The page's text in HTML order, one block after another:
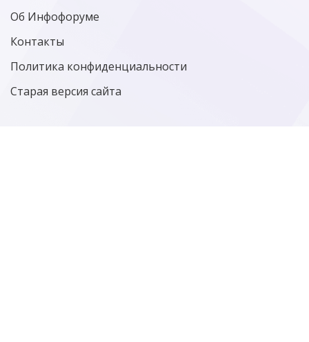
Об Инфофоруме
Контакты
Политика конфиденциальности
Старая версия сайта